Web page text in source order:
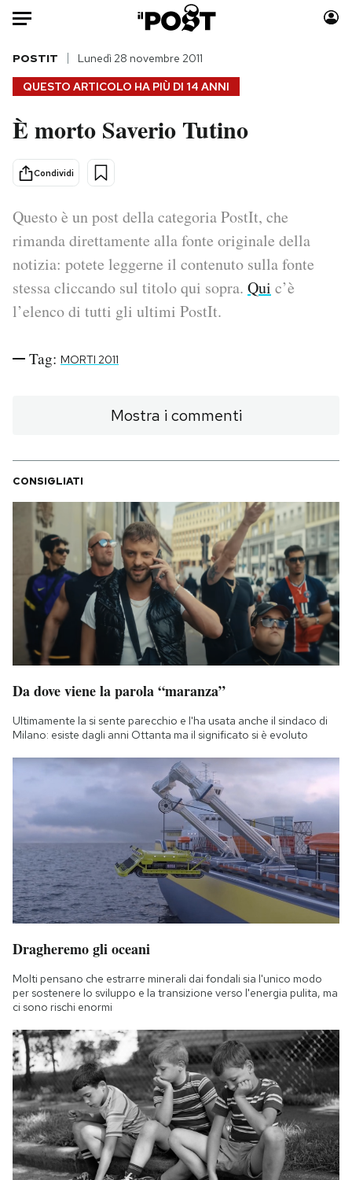
Auto
HOME
Italia
Politica
Internet
Scienza
Cultura
Economia
Sport
Moda
Ok Boomer!
Media
Europa
Altrecose
Mondiali calcio 2026
I MIEI PREFERITI
SHOP
CALENDARIO
AREA PERSONALE
Newsletter
Notifiche mobile
Regala il Post
Hai bisogno di aiuto?
QUESTO ARTICOLO HA PIÙ DI 14 ANNI
POSTIT Lunedì 28 novembre 2011
È morto Saverio Tutino
Condividi
Questo è un post della categoria PostIt, che
rimanda direttamente alla fonte originale della
notizia: potete leggerne il contenuto sulla fonte
stessa cliccando sul titolo qui sopra. Qui c’è
l’elenco di tutti gli ultimi PostIt.
Tag: MORTI 2011
Mostra i commenti
CONSIGLIATI
Da dove viene la parola “maranza”
Ultimamente la si sente parecchio e l'ha usata anche il sindaco di
Milano: esiste dagli anni Ottanta ma il significato si è evoluto
Dragheremo gli oceani
Molti pensano che estrarre minerali dai fondali sia l'unico modo
per sostenere lo sviluppo e la transizione verso l'energia pulita, ma
ci sono rischi enormi